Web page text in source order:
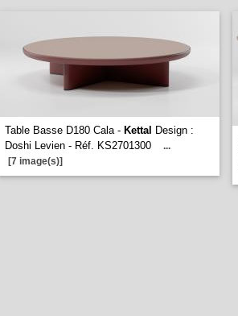
Table Basse D180 Cala - Kettal Design :
Doshi Levien - Réf. KS2701300
...
[7 image(s)]